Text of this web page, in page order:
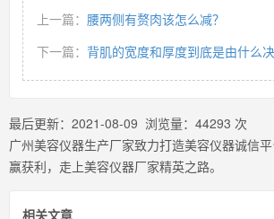
上一篇： 腰两侧有赘肉该怎么减？
下一篇： 背肌的宽度和厚度到底是由什么决
最后更新： 2021-08-09 浏览量： 44293 次
广州美容仪器生产厂家致力打造美容仪器诚信
赢获利，走上美容仪器厂家精英之路。
相关文章